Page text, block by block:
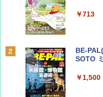
￥713
BE-
SOTO
￥1,500